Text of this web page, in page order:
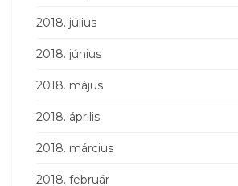
2018. július
2018. június
2018. május
2018. április
2018. március
2018. február